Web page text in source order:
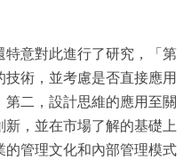
意對此進行了研究，「第
術，並考慮是否直接應用
二，設計思維的應用至關
，並在市場了解的基礎上
管理文化和內部管理模式